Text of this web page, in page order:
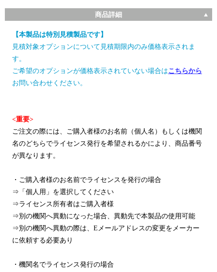
商品詳細
【本製品は特別見積製品です】
見積対象オプションについて見積期限内のみ価格表示されま
す。
ご希望のオプションが価格表示されていない場合はこちらから
お問い合わせください。
<重要>
ご注文の際には、ご購入者様のお名前（個人名）もしくは機関
名のどちらでライセンス発行を希望されるかにより、商品番号
が異なります。
・ご購入者様のお名前でライセンスを発行の場合
⇒「個人用」を選択してください
⇒ライセンス所有者はご購入者様
⇒別の機関へ異動になった場合、異動先で本製品の使用可能
⇒別の機関へ異動の際は、Eメールアドレスの変更をメーカー
に依頼する必要あり
・機関名でライセンス発行の場合